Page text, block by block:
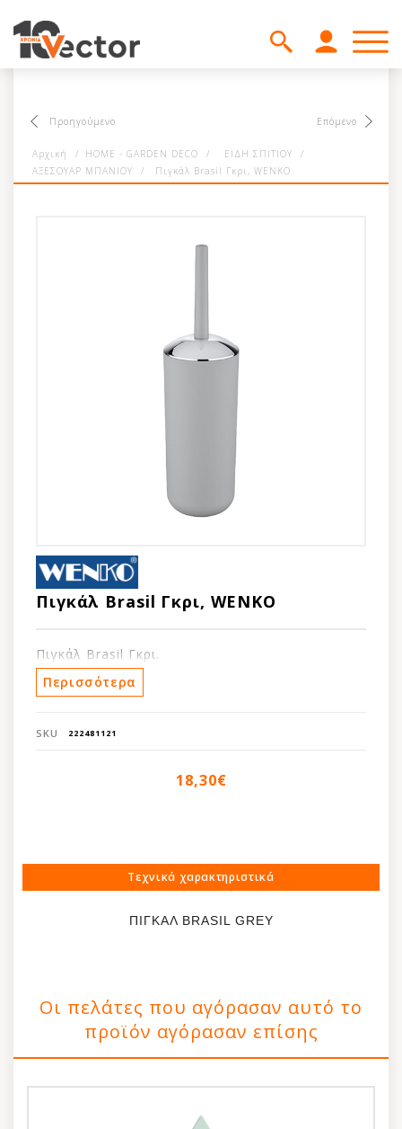
Προηγούμενο Επόμενο
Αρχική / HOME - GARDEN DECO / ΕΙΔΗ ΣΠΙΤΙΟΥ
/
ΑΞΕΣΟΥΑΡ ΜΠΑΝΙΟΥ
/ Πιγκάλ Brasil Γκρι, WENKO
Πιγκάλ Brasil Γκρι, WENKO
Πιγκάλ Brasil Γκρι.
Περισσότερα
SKU 222481121
18,30€
Τεχνικά χαρακτηριστικά
ΠΙΓΚΑΛ BRASIL GREY
Οι πελάτες που αγόρασαν αυτό το
προϊόν αγόρασαν επίσης